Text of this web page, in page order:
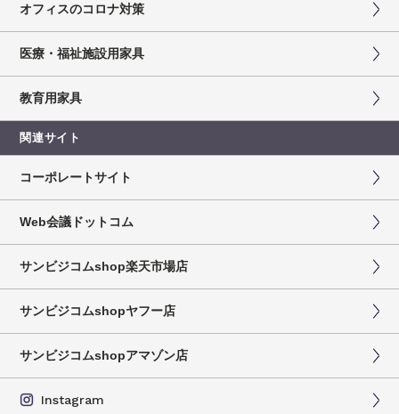
オフィスのコロナ対策
医療・福祉施設用家具
教育用家具
関連サイト
コーポレートサイト
Web会議ドットコム
サンビジコムshop楽天市場店
サンビジコムshopヤフー店
サンビジコムshopアマゾン店
Instagram